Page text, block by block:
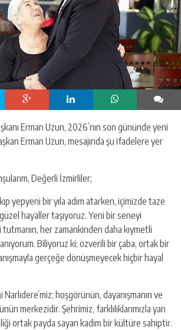
Erman Uzun, 2026’nın son gününde yeni
Erman Uzun, mesajında şu ifadelere yer
Değerli İzmirliler;
yepyeni bir yıla adım atarken, içimizde taze
hayaller taşıyoruz. Yeni bir seneyi
tutmanın, her zamankinden daha kıymetli
Biliyoruz ki; özverili bir çaba, ortak bir
gerçeğe dönüşmeyecek hiçbir hayal
hoşgörünün, dayanışmanın ve
merkezidir. Şehrimiz, farklılıklarımızla yan
ortak payda sayan kadim bir kültüre sahiptir.